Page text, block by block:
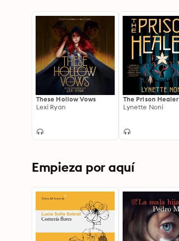
These Hollow Vows
Lexi Ryan
The Prison Healer
Lynette Noni
Empieza por aquí